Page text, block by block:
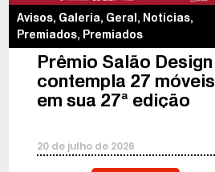
Avisos, Galeria, Geral, Notícias,
Premiados, Premiados
Prêmio Salão Design
contempla 27 móveis
em sua 27ª edição
20 de julho de 2026